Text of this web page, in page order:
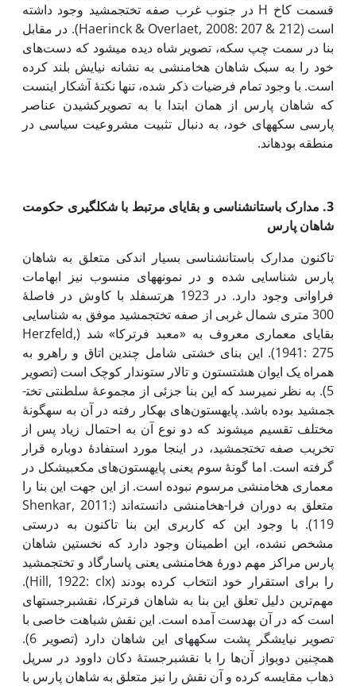
قسمت کاخ H در جنوب غرب صفه تخت­جمشید وجود داشته
است (Haerinck & Overlaet, 2008: 207 & 212). در مقابل
بنا در سمت چپ سکه، تصویر شاه دیده می­شود که دست‌های
خود را به سبک شاهان هخامنشی به نشانه نیایش بلند کرده
است. با وجود تمام فرضیات ذکر شده، تنها نکتۀ آشکار اینست
که شاهان پارس از همان ابتدا با به تصویرکشیدن عناصر
پارسی سکه­های خود، به دنبال تثبیت مشروعیت سیاسی در
منطقه بوده­اند.
3. مدارک باستان­شناسی و بقایای مرتبط با شکل­گیری حکومت
شاهان پارس
تاکنون مدارک باستان­شناسی بسیار اندکی متعلق به شاهان
پارس شناسایی شده و در نمونه­های منسوب نیز ابهامات
فراوانی وجود دارد. در 1923 هرتسفلد با کاوش در فاصلۀ
300 متری شمال غربی از صفه تخت­جمشید موفق به شناسایی
بقایای معماری معروف به «معبد فرترکا» شد (Herzfeld,
1941: 275). این بنای خشتی شامل چندین اتاق و راهرو به
همراه یک ایوان هشت­ستون و تالار ستون­دار کوچک است (تصویر
5). به نظر نمی­رسد که این بنا جزئی از مجموعۀ سلطنتی تخت­
جمشید بوده باشد. پایه­ستون‌های به­کار رفته در آن به سه­گونۀ
مختلف تقسیم می­شوند که دو نوع آن‌ به احتمال زیاد پس از
تخریب صفه تخت­جمشید، در اینجا مورد استفادۀ دوباره قرار
گرفته است. اما گونۀ سوم یعنی پایه­ستون‌های مکعبی­شکل در
معماری هخامنشی مرسوم نبوده است. از این جهت این بنا را
متعلق به دوران فرا-هخامنشی دانسته‌اند (Shenkar, 2011:
119). با وجود این که کاربری این بنا تاکنون به درستی
مشخص نشده، این اطمینان وجود دارد که نخستین شاهان
پارس مراکز مهم دورۀ هخامنشی یعنی پاسارگاد و تخت­جمشید
را برای استقرار خود انتخاب کرده بودند (Hill, 1922: clx).
مهم‌ترین دلیل تعلق این بنا به شاهان فرترکا، نقش­برجسته­ای
است که در آن به­دست آمده است. این نقش شباهت خاصی با
تصویر نیایشگر پشت سکه­های این شاهان دارد (تصویر 6).
همچنین دوبواز آن‌ها را با نقش­برجستۀ دکان داوود در سرپل
ذهاب مقایسه کرده و آن نقش را نیز متعلق به شاهان پارس با